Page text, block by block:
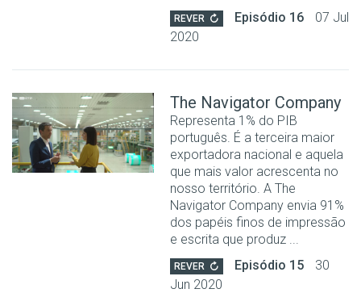
REVER Episódio 16
07 Jul
2020
The Navigator Company
Representa 1% do PIB
português. É a terceira maior
exportadora nacional e aquela
que mais valor acrescenta no
nosso território. A The
Navigator Company envia 91%
dos papéis finos de impressão
e escrita que produz ...
REVER Episódio 15
30
Jun 2020